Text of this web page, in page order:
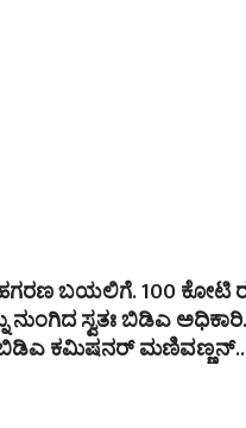
ಬಯಲಿಗೆ. 100 ಕೋಟಿ
ನುಂಗಿದ ಸ್ವತಃ ಬಿಡಿಎ
ಕಮಿಷನರ್